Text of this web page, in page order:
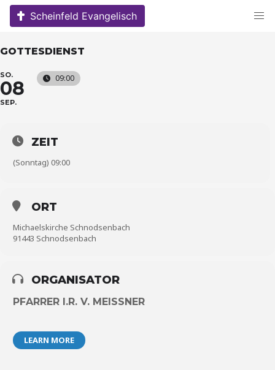
Skip
Scheinfeld Evangelisch
GOTTESDIENST
SO.
08
SEP.
09:00
ZEIT
(Sonntag) 09:00
ORT
Michaelskirche Schnodsenbach
91443 Schnodsenbach
ORGANISATOR
PFARRER I.R. V. MEISSNER
LEARN MORE